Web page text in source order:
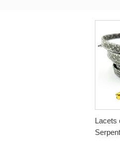
Lacets